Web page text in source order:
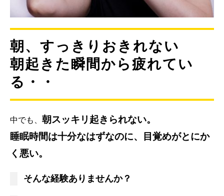
朝、すっきりおきれない
朝起きた瞬間から疲れてい
る・・
中でも、 朝スッキリ起きられない。
睡眠時間は十分なはずなのに、目覚めがとにか
く悪い。
そんな経験ありませんか？